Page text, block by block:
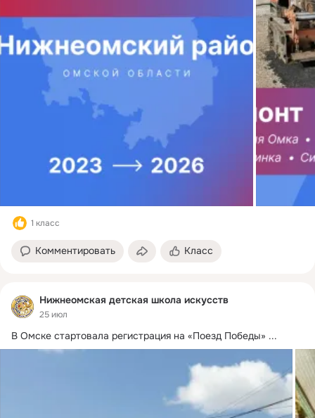
1 класс
Комментировать Класс
Нижнеомская детская школа искусств
25 июл
В Омске стартовала регистрация на «Поезд Победы» ...